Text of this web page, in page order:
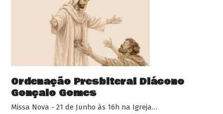
Ordenação Presbiteral Diácono
Gonçalo Gomes
Missa Nova - 21 de Junho às 16h na Igreja…